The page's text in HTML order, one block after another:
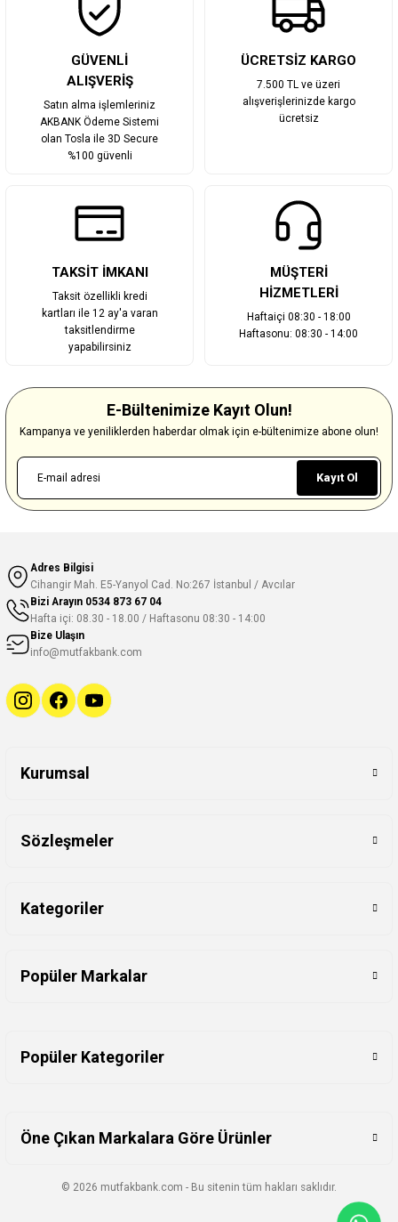
GÜVENLİ
ALIŞVERİŞ
Satın alma işlemleriniz
AKBANK Ödeme Sistemi
olan Tosla ile 3D Secure
%100 güvenli
ÜCRETSİZ KARGO
7.500 TL ve üzeri
alışverişlerinizde kargo
ücretsiz
TAKSİT İMKANI
Taksit özellikli kredi
kartları ile 12 ay'a varan
taksitlendirme
yapabilirsiniz
MÜŞTERİ
HİZMETLERİ
Haftaiçi 08:30 - 18:00
Haftasonu: 08:30 - 14:00
E-Bültenimize Kayıt Olun!
Kampanya ve yeniliklerden haberdar olmak için e-bültenimize abone olun!
Kayıt Ol
Adres Bilgisi
Cihangir Mah. E5-Yanyol Cad. No:267 İstanbul / Avcılar
Bizi Arayın 0534 873 67 04
Hafta içi: 08.30 - 18.00 / Haftasonu 08:30 - 14:00
Bize Ulaşın
info@mutfakbank.com
Kurumsal
Sözleşmeler
Kategoriler
Popüler Markalar
Popüler Kategoriler
Öne Çıkan Markalara Göre Ürünler
© 2026 mutfakbank.com - Bu sitenin tüm hakları saklıdır.